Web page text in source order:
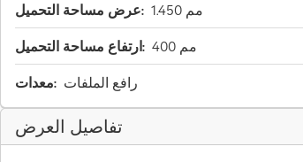
عرض مساحة التحميل: 1.450 مم
ارتفاع مساحة التحميل: 400 مم
معدات: رافع الملفات
تفاصيل العرض